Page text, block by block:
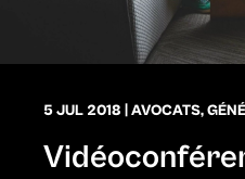
5 JUL 2018 AVOCATS,